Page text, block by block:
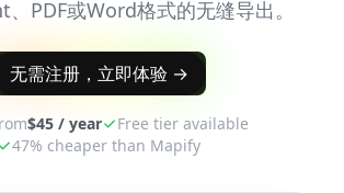
PDF或Word格式的无缝导出。
无需注册，立即体验 →
$45 / year
Free tier available
47% cheaper than Mapify